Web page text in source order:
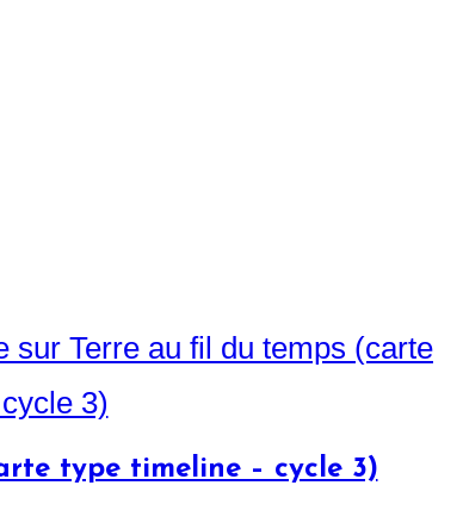
type timeline – cycle 3)